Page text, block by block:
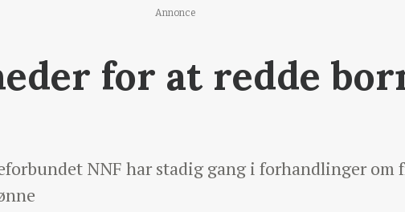
Annonce
for at redde
NNF har stadig gang i forhandlinger om